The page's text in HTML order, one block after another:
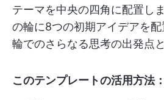
テーマを中央の四角に配置し
の輪に8つの初期アイデアを
輪でのさらなる思考の出発点
このテンプレートの活用方法：